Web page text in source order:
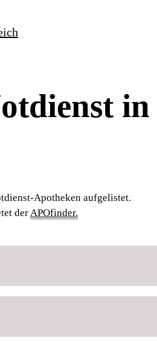
in
Apotheken aufgelistet.
derAPOfinder.